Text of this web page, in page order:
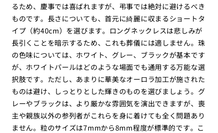
るため、慶事では喜ばれますが、弔事では絶対に避けるべき
ものです。長さについても、首元に綺麗に収まるショートタ
イプ（約40cm）を選びます。ロングネックレスは悲しみが
長引くことを暗示するため、これも葬儀には適しません。珠
の色味については、ホワイト、グレー、ブラックが基本です
が、ホワイトパールはどのような場面でも通用する万能な選
択肢です。ただし、あまりに華美なオーロラ加工が施された
ものは避け、しっとりとした輝きのものを選びましょう。グ
レーやブラックは、より厳かな雰囲気を演出できますが、喪
主や親族以外の参列者がこれらを身に着けても全く問題あり
ません。粒のサイズは7mmから8mm程度が標準的です。こ